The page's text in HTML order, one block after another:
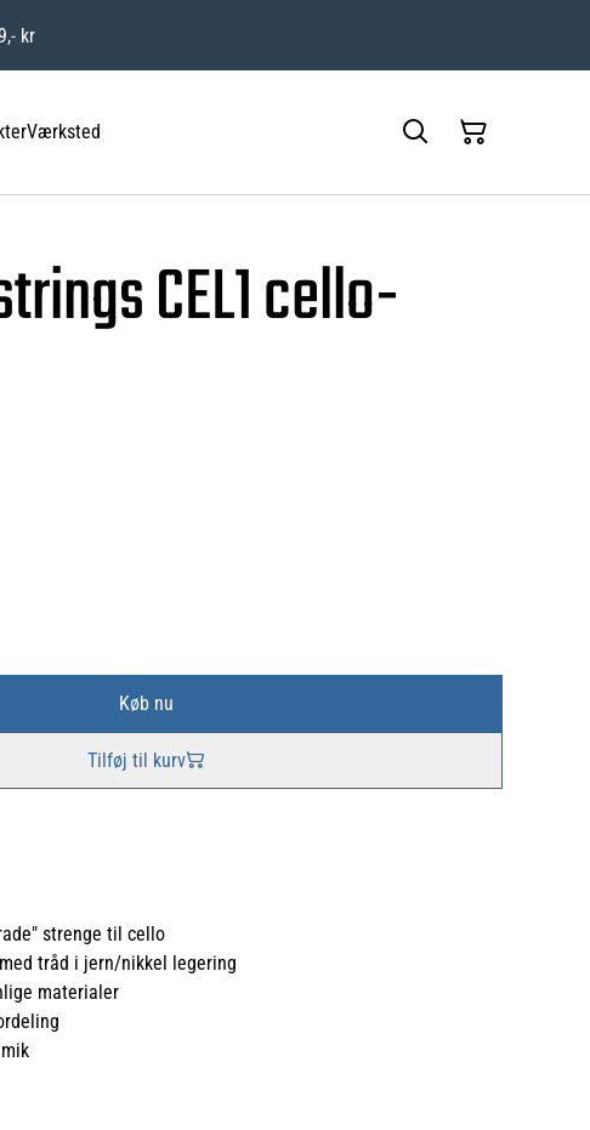
kr
Værksted
CEL1 cello-
Køb nu
Tilføj til kurv
strenge til cello
tråd i jern/nikkel legering
materialer